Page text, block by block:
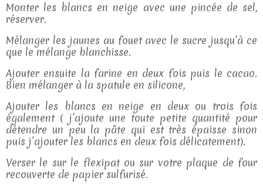
Monter les blancs en neige avec une pincée de sel,
réserver.
Mélanger les jaunes au fouet avec le sucre jusqu’à ce
que le mélange blanchisse.
Ajouter ensuite la farine en deux fois puis le cacao.
Bien mélanger à la spatule en silicone,
Ajouter les blancs en neige en deux ou trois fois
également ( j’ajoute une toute petite quantité pour
détendre un peu la pâte qui est très épaisse sinon
puis j’ajouter les blancs en deux fois délicatement).
Verser le sur le flexipat ou sur votre plaque de four
recouverte de papier sulfurisé.